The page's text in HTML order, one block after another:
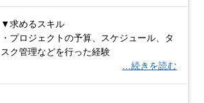
▼求めるスキル
・プロジェクトの予算、スケジュール、タ
スク管理などを行った経験
…続きを読む